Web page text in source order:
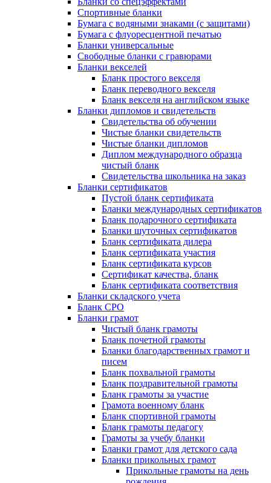
Спортивные бланки
Бумага с водяными знаками (с защитами)
Бумага с флуоресцентной печатью
Бланки универсальные
Свободные бланки с гравюрами
Бланки векселей
Бланк простого векселя
Бланк переводного векселя
Бланк векселя на английском языке
Бланки дипломов и свидетельств
Свидетельства об обучении
Чистые бланки свидетельств
Чистые бланки дипломов
Диплом международного образца
чистый бланк
Свидетельства школьника на заказ
Бланки сертификатов
Пустой бланк сертификата
Бланки международных сертификатов
Бланк подарочного сертификата
Бланки шуточных сертификатов
Бланк сертификата дилера
Бланк сертификата участия
Бланк сертификата курсов
Сертификат качества, бланк
Бланк сертификата соответствия
Бланки складского учета
Бланк СРО
Бланки грамот
Чистый бланк грамоты
Бланк почетной грамоты
Бланки благодарственных грамот и
писем
Бланк похвальной грамоты
Бланк поздравительной грамоты
Бланк грамоты за участие
Грамота военному бланк
Бланк спортивной грамоты
Бланк грамоты педагогу
Грамоты за учебу бланки
Бланки грамот для детского сада
Бланки прикольных грамот
Прикольные грамоты на день